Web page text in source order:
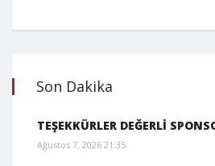
Son Dakika
TEŞEKKÜRLER DEĞERLİ
Ağustos 7, 2026 21:35